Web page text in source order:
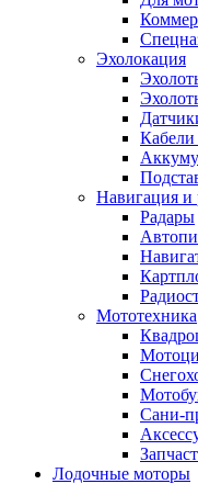
Эхолокация
Кабели
Навигация и
Радары
Мототехника
Сани-
Лодочные моторы